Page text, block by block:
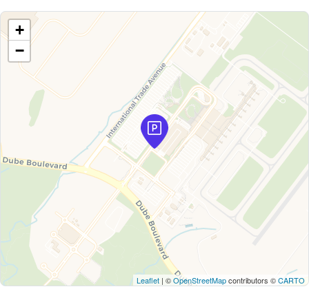
+
−
Leaflet | ©OpenStreetMapcontributors ©CARTO